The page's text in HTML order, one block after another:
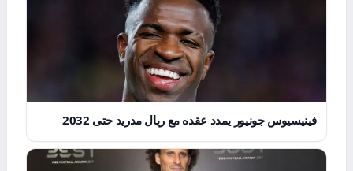
فينيسيوس جونيور يمدد عقده مع ريال مدريد حتى 2032